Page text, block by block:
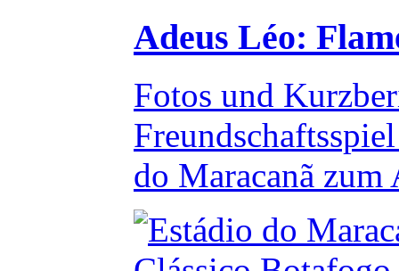
Adeus Léo:
Fotos und
do Maracanã